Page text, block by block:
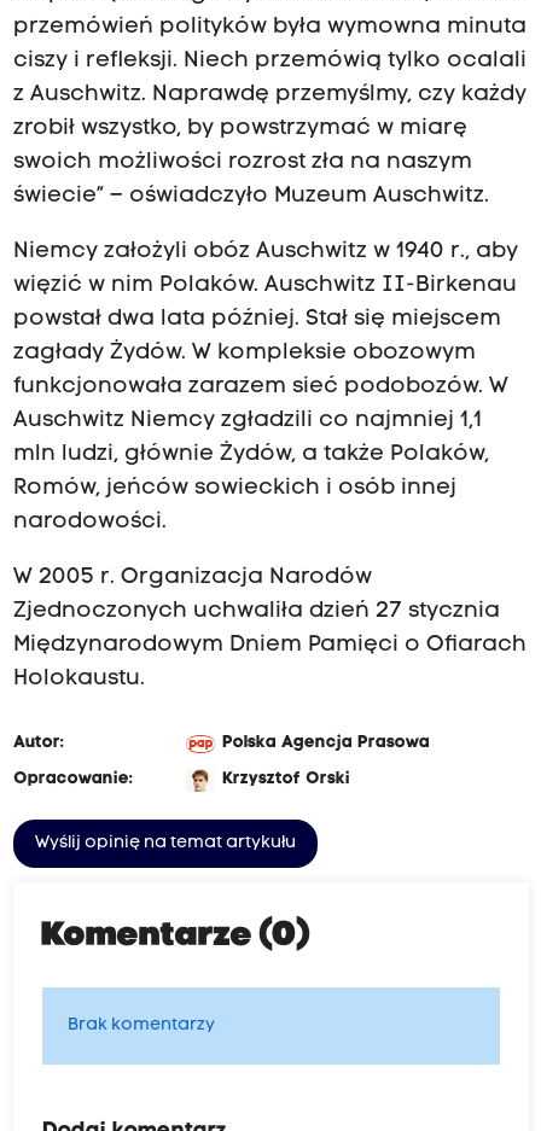
przemówień polityków była wymowna minuta
ciszy i refleksji. Niech przemówią tylko ocalali
z Auschwitz. Naprawdę przemyślmy, czy każdy
zrobił wszystko, by powstrzymać w miarę
swoich możliwości rozrost zła na naszym
świecie” – oświadczyło Muzeum Auschwitz.
Niemcy założyli obóz Auschwitz w 1940 r., aby
więzić w nim Polaków. Auschwitz II-Birkenau
powstał dwa lata później. Stał się miejscem
zagłady Żydów. W kompleksie obozowym
funkcjonowała zarazem sieć podobozów. W
Auschwitz Niemcy zgładzili co najmniej 1,1
mln ludzi, głównie Żydów, a także Polaków,
Romów, jeńców sowieckich i osób innej
narodowości.
W 2005 r. Organizacja Narodów
Zjednoczonych uchwaliła dzień 27 stycznia
Międzynarodowym Dniem Pamięci o Ofiarach
Holokaustu.
Autor:
Polska Agencja Prasowa
Opracowanie:
Krzysztof Orski
Wyślij opinię na temat artykułu
Komentarze (0)
Brak komentarzy